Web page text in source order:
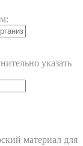
указать
материал для